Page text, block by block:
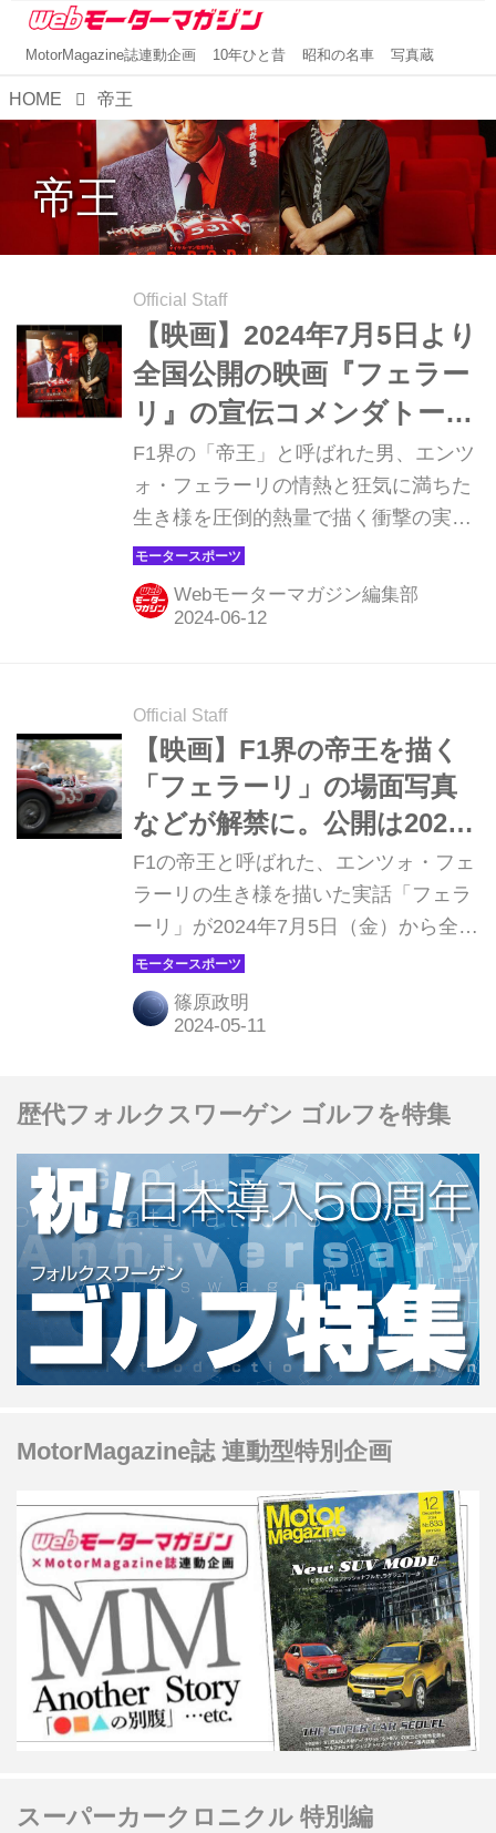
MotorMagazine誌連動企画 10年ひと昔 昭和の名車 写真蔵
HOME 帝王
帝王
Official Staff
【映画】2024年7月5日より
全国公開の映画『フェラー
リ』の宣伝コメンダトーレ
に堂本光一さんが就任！
F1界の「帝王」と呼ばれた男、エンツ
ォ・フェラーリの情熱と狂気に満ちた
生き様を圧倒的熱量で描く衝撃の実話
『フェラーリ』が7月5日（金）より全
国公開されることは、以前に当Webモ
ーターマガジンでも紹介したが、新た
STX FINANCING, LLC. ALL RIGHTS
RESERVED.）
Webモーターマガジン編集部
Official Staff
【映画】F1界の帝王を描く
「フェラーリ」の場面写真
などが解禁に。公開は2024
年7月5日！
F1の帝王と呼ばれた、エンツォ・フェ
ラーリの生き様を描いた実話「フェラ
ーリ」が2024年7月5日（金）から全国
公開されることは以前に当Webモータ
ーマガジンでも紹介したが、今回、場
面写真などが解禁されたので、あらた
FINANCING, LLC. ALL RIGHTS
RESERVED.）
篠原政明
歴代フォルクスワーゲン ゴルフを特集
MotorMagazine誌 連動型特別企画
スーパーカークロニクル 特別編